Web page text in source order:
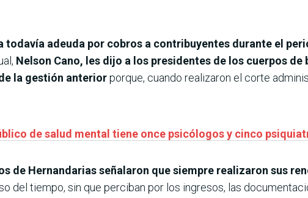
todavía adeuda por cobros a contribuyentes durante el
Nelson Cano, les dijo a los presidentes de los cuerpos de
la gestión anteriorporque, cuando realizaron el corte
de salud mental tiene once psicólogos y cinco
de Hernandarias señalaron que siempre realizaron sus
del tiempo, sin que perciban por los ingresos, las